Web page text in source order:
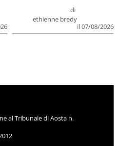
di
ethienne bredy
il 07/08/2026
al Tribunale di Aosta n.